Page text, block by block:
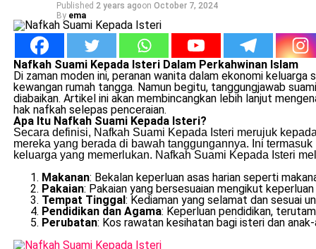
Published 2 years agoon October 7, 2024
By ema
Nafkah Suami Kepada Isteri Dalam Perkahwinan Islam
Di zaman moden ini, peranan wanita dalam ekonomi
kewangan rumah tangga. Namun begitu, tanggungjawab
diabaikan. Artikel ini akan membincangkan lebih lanjut
hak nafkah selepas penceraian.
Apa Itu Nafkah Suami Kepada Isteri?
Secara definisi, Nafkah Suami Kepada Isteri merujuk
mereka yang berada di bawah tanggungannya. Ini
keluarga yang memerlukan. Nafkah Suami Kepada Isteri
Makanan: Bekalan keperluan asas harian seperti
Pakaian: Pakaian yang bersesuaian mengikut
Tempat Tinggal: Kediaman yang selamat dan sesuai
Pendidikan dan Agama: Keperluan pendidikan,
Perubatan: Kos rawatan kesihatan bagi isteri dan